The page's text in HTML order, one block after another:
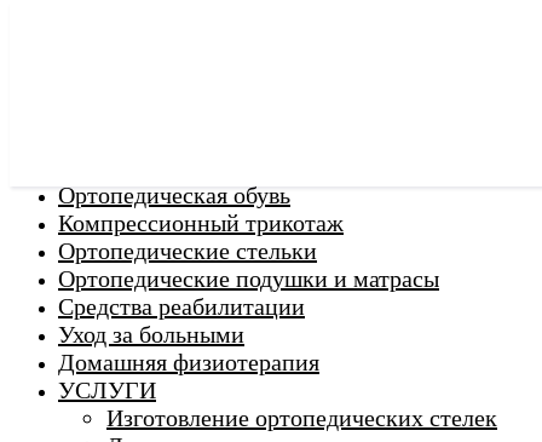
г. Люберцы
Пн-Вс 9:00 - 20:45
Ортопедическая обувь
Компрессионный трикотаж
Ортопедические стельки
Ортопедические подушки и матрасы
Средства реабилитации
Уход за больными
Домашняя физиотерапия
УСЛУГИ
Изготовление ортопедических стелек